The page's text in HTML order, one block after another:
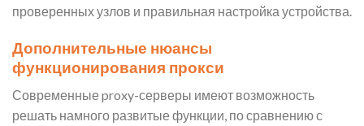
проверенных узлов и правильная настройка устройства.
Дополнительные нюансы
функционирования прокси
Современные proxy-серверы имеют возможность
решать намного развитые функции, по сравнению с